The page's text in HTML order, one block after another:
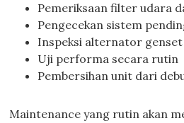
Pemeriksaan filter udara
Pengecekan sistem
Inspeksi alternator genset
Uji performa secara rutin
Pembersihan unit dari
Maintenance yang rutin akan